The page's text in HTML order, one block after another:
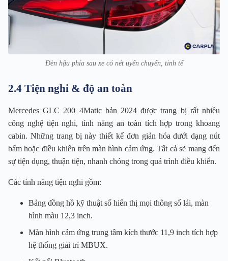
Đèn hậu phía sau xe có nét uyển chuyển, tinh tế
2.4 Tiện nghi & độ an toàn
Mercedes GLC 200 4Matic bản 2024 được trang bị rất nhiều
công nghệ tiện nghi, tính năng an toàn tích hợp trong khoang
cabin. Những trang bị này thiết kế đơn giản hóa dưới dạng nút
bấm hoặc điều khiển trên màn hình cảm ứng. Tất cả sẽ mang đến
sự tiện dụng, thuận tiện, nhanh chóng trong quá trình điều khiển.
Các tính năng tiện nghi gồm:
Bảng đồng hồ kỹ thuật số hiển thị mọi thông số lái, màn
hình màu 12,3 inch.
Màn hình cảm ứng trung tâm kích thước 11,9 inch tích hợp
hệ thống giải trí MBUX.